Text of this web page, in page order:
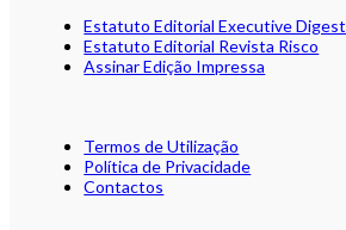
Estatuto Editorial Executive Digest
Estatuto Editorial Revista Risco
Assinar Edição Impressa
Termos de Utilização
Política de Privacidade
Contactos